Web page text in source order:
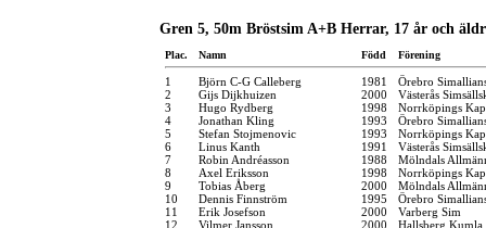
Gren 5, 50m Bröstsim A+B Herrar, 17 år och
Plac. Namn Född Förening
1 Björn C-G Calleberg 1981
Örebro
2
Gijs Dijkhuizen 2000
Västerås
3
Hugo Rydberg 1998
Norrköpings
4
Jonathan Kling 1993
Örebro
5
Stefan Stojmenovic 1993
Norrköpings
6
Linus Kanth 1991
Västerås
7
Robin Andréasson 1988
Mölndals
8
Axel Eriksson 1998
Norrköpings
9
Tobias Åberg 2000
Mölndals
10
Dennis Finnström 1995
Örebro
11
Erik Josefson 2000
Varberg Sim
12
Vilmer Jansson 2000
Hallsberg